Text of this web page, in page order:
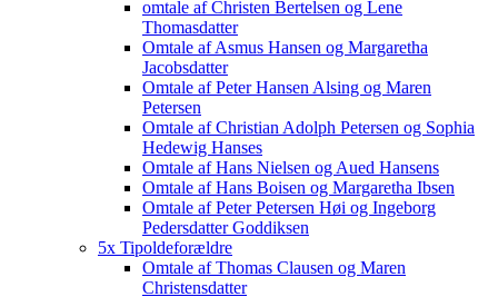
omtale af Christen Bertelsen og Lene
Thomasdatter
Omtale af Asmus Hansen og Margaretha
Jacobsdatter
Omtale af Peter Hansen Alsing og Maren
Petersen
Omtale af Christian Adolph Petersen og Sophia
Hedewig Hanses
Omtale af Hans Nielsen og Aued Hansens
Omtale af Hans Boisen og Margaretha Ibsen
Omtale af Peter Petersen Høi og Ingeborg
Pedersdatter Goddiksen
5x Tipoldeforældre
Omtale af Thomas Clausen og Maren
Christensdatter